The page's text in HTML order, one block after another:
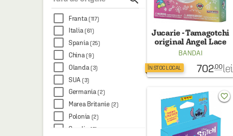
Franta (117)
Italia (61)
Spania (25)
China (9)
Olanda (3)
SUA (3)
Germania (2)
Marea Britanie (2)
Polonia (2)
Suedia (2)
Jucarie - Tamagotchi
original Angel Lace
BANDAI
ÎN STOC LOCAL 702.00 lei
favorite_border